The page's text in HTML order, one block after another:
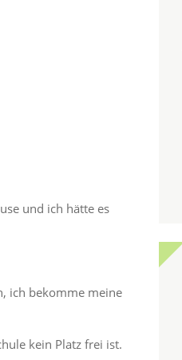
und ich hätte es
ich bekomme meine
kein Platz frei ist.